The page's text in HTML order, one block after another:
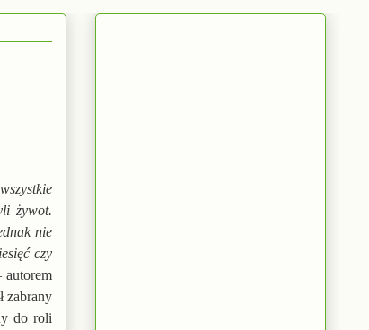
żywot.
nie
czy
autorem
zabrany
do roli